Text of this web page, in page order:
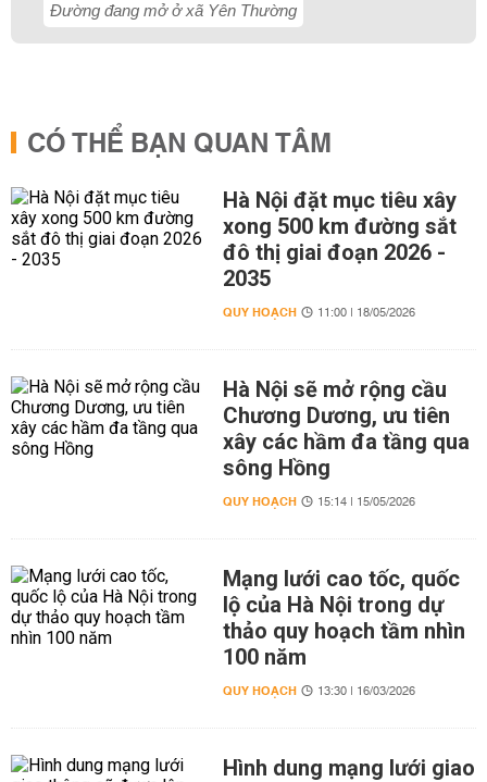
Đường đang mở ở xã Yên Thường
CÓ THỂ BẠN QUAN TÂM
Hà Nội đặt mục tiêu xây
xong 500 km đường sắt
đô thị giai đoạn 2026 -
2035
QUY HOẠCH 11:00 | 18/05/2026
Hà Nội sẽ mở rộng cầu
Chương Dương, ưu tiên
xây các hầm đa tầng qua
sông Hồng
QUY HOẠCH 15:14 | 15/05/2026
Mạng lưới cao tốc, quốc
lộ của Hà Nội trong dự
thảo quy hoạch tầm nhìn
100 năm
QUY HOẠCH 13:30 | 16/03/2026
Hình dung mạng lưới giao